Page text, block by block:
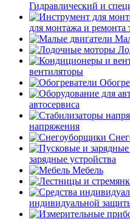
Гидравлический и
для монтажа и ремонта
вентиляторы
автосервиса
напряжения
зарядные устройства
Мебель
индивидуальной